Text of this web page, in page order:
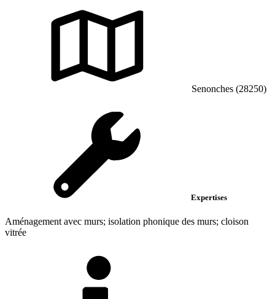
Senonches (28250)
Expertises
Aménagement avec murs; isolation phonique des murs; cloison
vitrée